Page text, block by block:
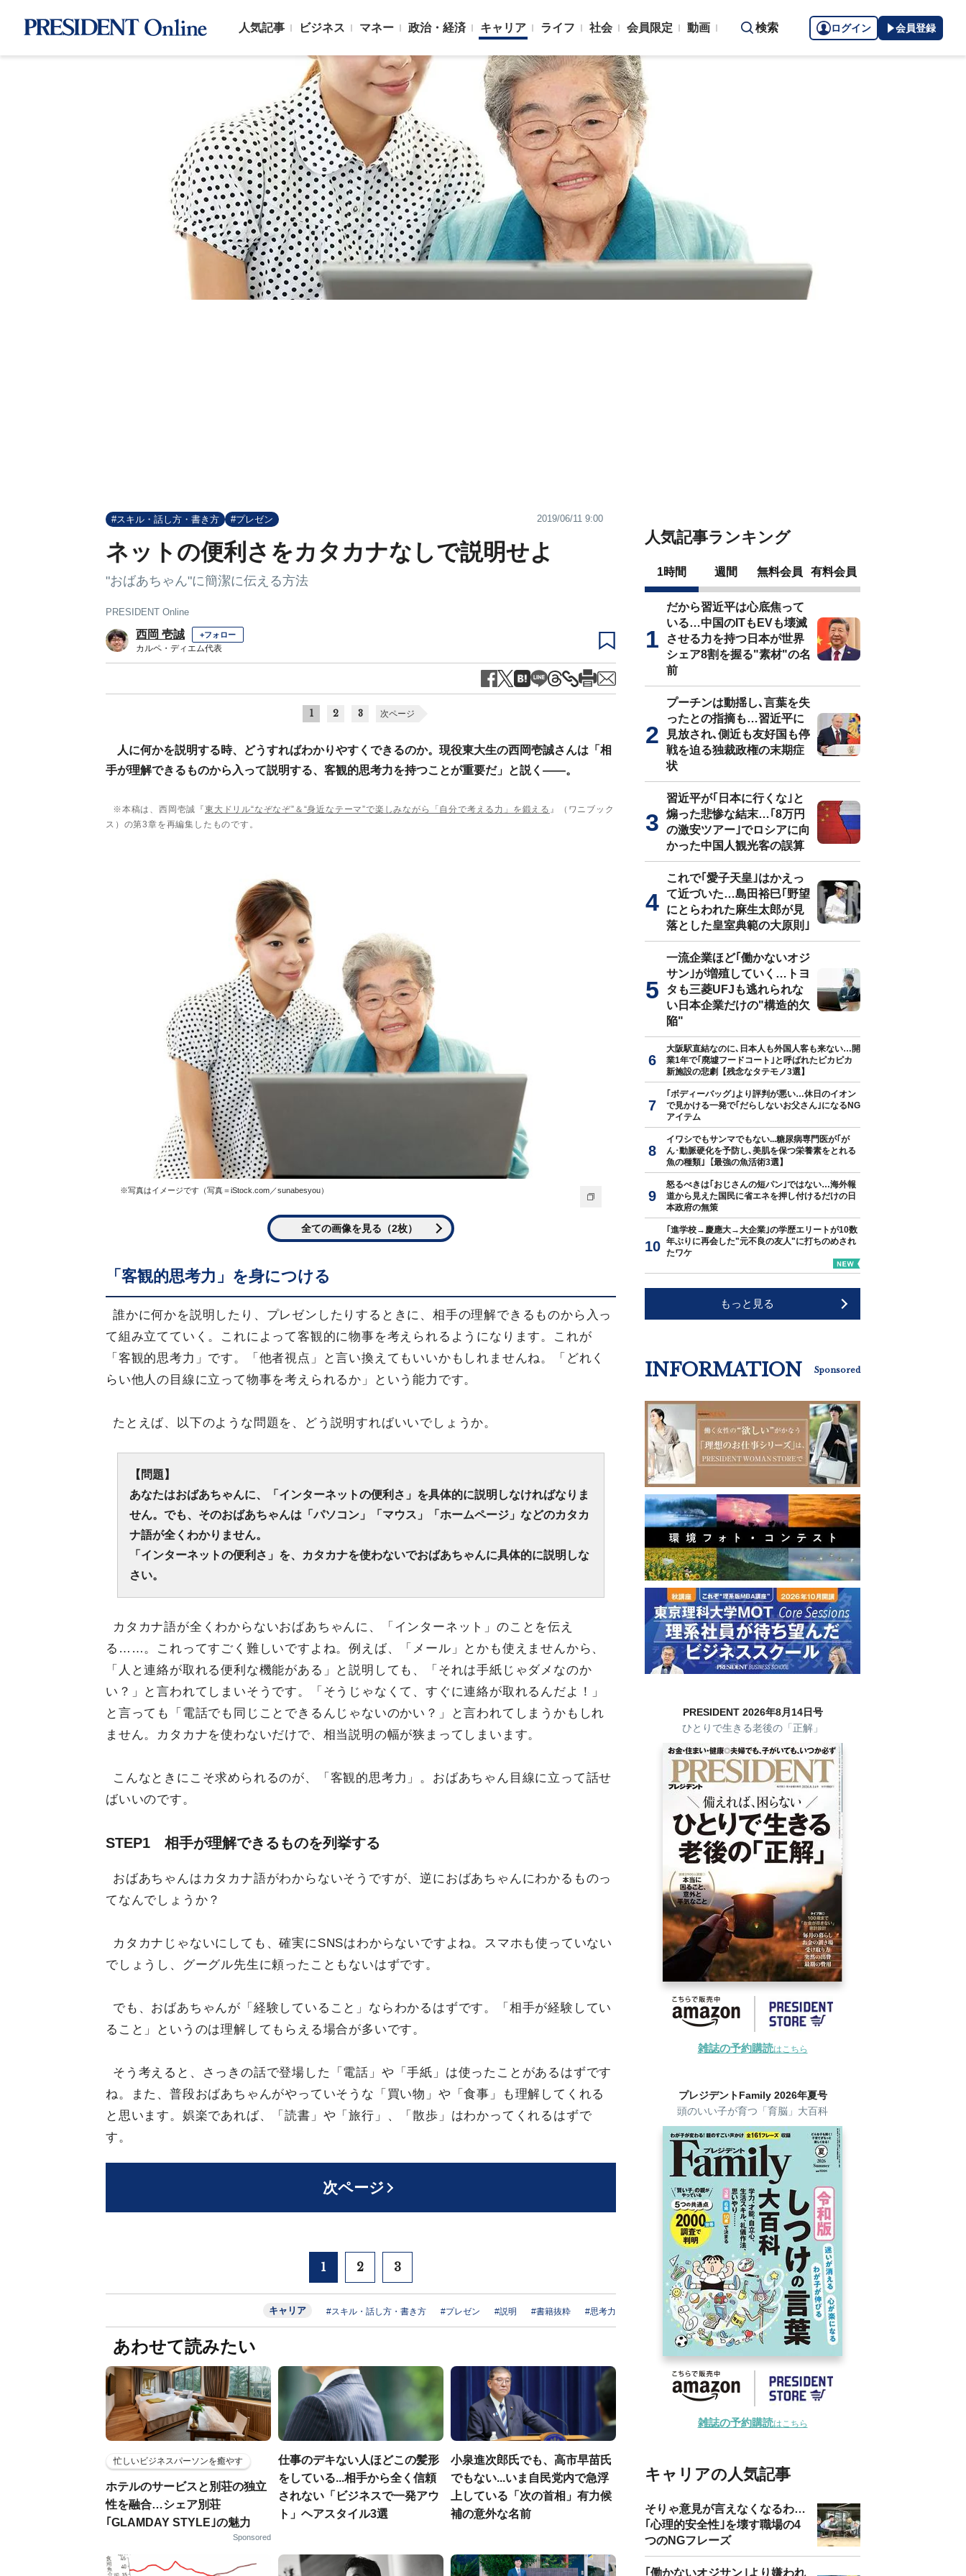
人気記事 ビジネス マネー 政治・経済 キャリア ライフ 社会 会員限定 動画 検索 ログイン 会員登録
#スキル・話し方・書き方 #プレゼン 2019/06/11 9:00
ネットの便利さをカタカナなしで説明せよ
"おばあちゃん"に簡潔に伝える方法
PRESIDENT Online
西岡 壱誠 +フォロー
カルペ・ディエム代表
1 2 3 次ページ
人に何かを説明する時、どうすればわかりやすくできるのか。現役東大生の西岡壱誠さんは「相
手が理解できるものから入って説明する、客観的思考力を持つことが重要だ」と説く――。
※本稿は、西岡壱誠『東大ドリル“なぞなぞ”＆“身近なテーマ”で楽しみながら「自分で考える力」を鍛える 』（ワニブック
ス）の第3章を再編集したものです。
※写真はイメージです（写真＝iStock.com／sunabesyou）
全ての画像を見る（2枚）
「客観的思考力」を身につける
誰かに何かを説明したり、プレゼンしたりするときに、相手の理解できるものから入っ
て組み立てていく。これによって客観的に物事を考えられるようになります。これが
「客観的思考力」です。「他者視点」と言い換えてもいいかもしれませんね。「どれく
らい他人の目線に立って物事を考えられるか」という能力です。
たとえば、以下のような問題を、どう説明すればいいでしょうか。
【問題】
あなたはおばあちゃんに、「インターネットの便利さ」を具体的に説明しなければなりま
せん。でも、そのおばあちゃんは「パソコン」「マウス」「ホームページ」などのカタカ
ナ語が全くわかりません。
「インターネットの便利さ」を、カタカナを使わないでおばあちゃんに具体的に説明しな
さい。
カタカナ語が全くわからないおばあちゃんに、「インターネット」のことを伝え
る……。これってすごく難しいですよね。例えば、「メール」とかも使えませんから、
「人と連絡が取れる便利な機能がある」と説明しても、「それは手紙じゃダメなのか
い？」と言われてしまいそうです。「そうじゃなくて、すぐに連絡が取れるんだよ！」
と言っても「電話でも同じことできるんじゃないのかい？」と言われてしまうかもしれ
ません。カタカナを使わないだけで、相当説明の幅が狭まってしまいます。
こんなときにこそ求められるのが、「客観的思考力」。おばあちゃん目線に立って話せ
ばいいのです。
STEP1 相手が理解できるものを列挙する
おばあちゃんはカタカナ語がわからないそうですが、逆におばあちゃんにわかるものっ
てなんでしょうか？
カタカナじゃないにしても、確実にSNSはわからないですよね。スマホも使っていない
でしょうし、グーグル先生に頼ったこともないはずです。
でも、おばあちゃんが「経験していること」ならわかるはずです。「相手が経験してい
ること」というのは理解してもらえる場合が多いです。
そう考えると、さっきの話で登場した「電話」や「手紙」は使ったことがあるはずです
ね。また、普段おばあちゃんがやっていそうな「買い物」や「食事」も理解してくれる
と思います。娯楽であれば、「読書」や「旅行」、「散歩」はわかってくれるはずで
す。
次ページ
1 2 3
キャリア #スキル・話し方・書き方 #プレゼン #説明 #書籍抜粋 #思考力
あわせて読みたい
忙しいビジネスパーソンを癒やす
ホテルのサービスと別荘の独立
性を融合…シェア別荘
｢GLAMDAY STYLE｣の魅力
Sponsored
仕事のデキない人ほどこの髪形
をしている...相手から全く信頼
されない「ビジネスで一発アウ
ト」ヘアスタイル3選
小泉進次郎氏でも、高市早苗氏
でもない...いま自民党内で急浮
上している「次の首相」有力候
補の意外な名前
人気記事ランキング
1時間 週間 無料会員 有料会員
だから習近平は心底焦って
いる…中国のITもEVも壊滅
させる力を持つ日本が世界
シェア8割を握る"素材"の名
前
プーチンは動揺し､言葉を失
ったとの指摘も…習近平に
見放され､側近も友好国も停
戦を迫る独裁政権の末期症
状
習近平が｢日本に行くな｣と
煽った悲惨な結末…｢8万円
の激安ツアー｣でロシアに向
かった中国人観光客の誤算
これで｢愛子天皇｣はかえっ
て近づいた…島田裕巳｢野望
にとらわれた麻生太郎が見
落とした皇室典範の大原則｣
一流企業ほど｢働かないオジ
サン｣が増殖していく…トヨ
タも三菱UFJも逃れられな
い日本企業だけの"構造的欠
陥"
大阪駅直結なのに､日本人も外国人客も来ない…開
業1年で｢廃墟フードコート｣と呼ばれたピカピカ
新施設の悲劇【残念なタテモノ3選】
｢ボディーバッグ｣より評判が悪い…休日のイオン
で見かける一発で｢だらしないお父さん｣になるNG
アイテム
イワシでもサンマでもない...糖尿病専門医が｢が
ん･動脈硬化を予防し､美肌を保つ栄養素をとれる
魚の種類｣【最強の魚活術3選】
怒るべきは｢おじさんの短パン｣ではない…海外報
道から見えた国民に省エネを押し付けるだけの日
本政府の無策
｢進学校→慶應大→大企業｣の学歴エリートが10数
年ぶりに再会した"元不良の友人"に打ちのめされ
たワケ
もっと見る
INFORMATION Sponsored
PRESIDENT 2026年8月14日号
ひとりで生きる老後の「正解」
雑誌の予約購読はこちら
プレジデントFamily 2026年夏号
頭のいい子が育つ「育脳」大百科
雑誌の予約購読はこちら
キャリアの人気記事
そりゃ意見が言えなくなるわ…
｢心理的安全性｣を壊す職場の4
つのNGフレーズ
｢働かないオジサン｣より嫌われ